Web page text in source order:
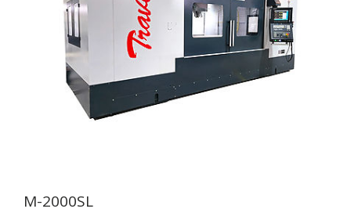
M-2000SL